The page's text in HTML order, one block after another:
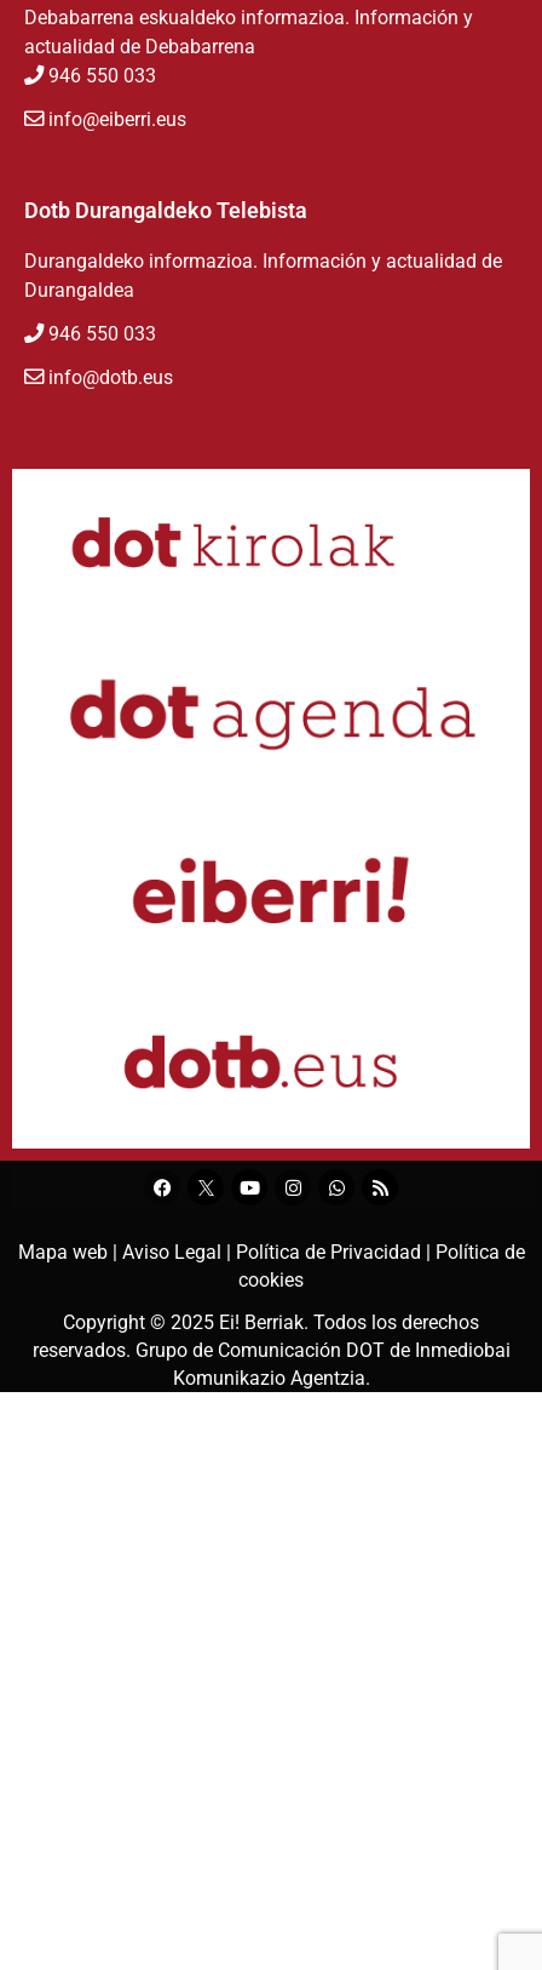
Debabarrena eskualdeko informazioa. Información y
actualidad de Debabarrena
946 550 033
info@eiberri.eus
Dotb Durangaldeko Telebista
Durangaldeko informazioa. Información y actualidad de
Durangaldea
946 550 033
info@dotb.eus
Mapa web | Aviso Legal | Política de Privacidad | Política de
cookies
Copyright © 2025 Ei! Berriak. Todos los derechos
reservados. Grupo de Comunicación DOT de Inmediobai
Komunikazio Agentzia.